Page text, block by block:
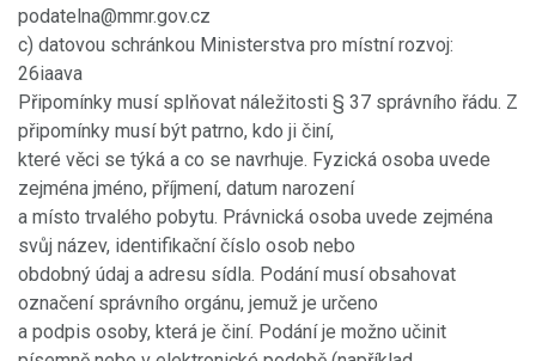
podatelna@mmr.gov.cz
c) datovou schránkou Ministerstva pro místní rozvoj:
26iaava
Připomínky musí splňovat náležitosti § 37 správního řádu. Z
připomínky musí být patrno, kdo ji činí,
které věci se týká a co se navrhuje. Fyzická osoba uvede
zejména jméno, příjmení, datum narození
a místo trvalého pobytu. Právnická osoba uvede zejména
svůj název, identifikační číslo osob nebo
obdobný údaj a adresu sídla. Podání musí obsahovat
označení správního orgánu, jemuž je určeno
a podpis osoby, která je činí. Podání je možno učinit